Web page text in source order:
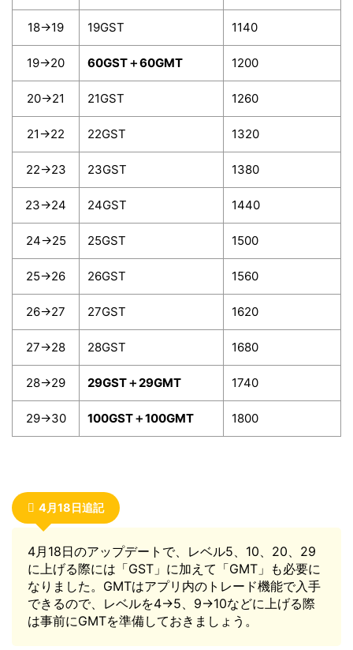
18→19 19GST 1140
19→20 60GST＋60GMT 1200
20→21 21GST 1260
21→22 22GST 1320
22→23 23GST 1380
23→24 24GST 1440
24→25 25GST 1500
25→26 26GST 1560
26→27 27GST 1620
27→28 28GST 1680
28→29 29GST＋29GMT 1740
29→30 100GST＋100GMT 1800
4月18日追記
4月18日のアップデートで、レベル5、10、20、29
に上げる際には「GST」に加えて「GMT」も必要に
なりました。GMTはアプリ内のトレード機能で入手
できるので、レベルを4→5、9→10などに上げる際
は事前にGMTを準備しておきましょう。